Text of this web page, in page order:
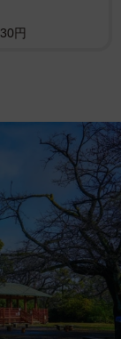
円